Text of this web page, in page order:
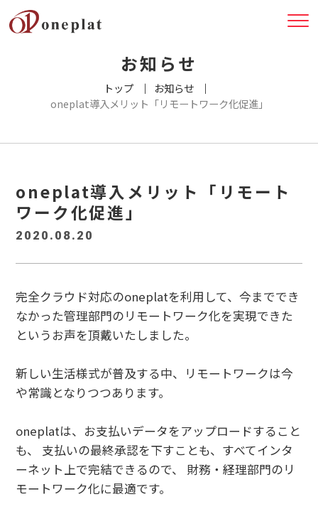
お知らせ
トップ
お知らせ
oneplat導入メリット「リモートワーク化促進」
oneplat導入メリット「リモート
ワーク化促進」
2020.08.20
完全クラウド対応のoneplatを利用して、今まででき
なかった管理部門のリモートワーク化を実現できた
というお声を頂戴いたしました。
新しい生活様式が普及する中、リモートワークは今
や常識となりつつあります。
oneplatは、お支払いデータをアップロードすること
も、 支払いの最終承認を下すことも、すべてインタ
ーネット上で完結できるので、 財務・経理部門のリ
モートワーク化に最適です。